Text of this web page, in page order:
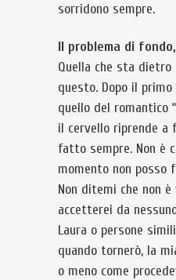
sorridono sempre.
Il problema di
Quella che sta dietro
questo. Dopo il
quello del romantico
il cervello riprende a
fatto sempre. Non è
momento non posso
Non ditemi che non è
accetterei da
Laura o persone
quando tornerò, la
o meno come